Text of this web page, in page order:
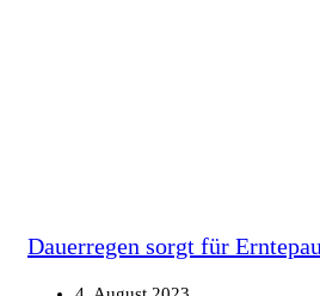
Dauerregen sorgt für